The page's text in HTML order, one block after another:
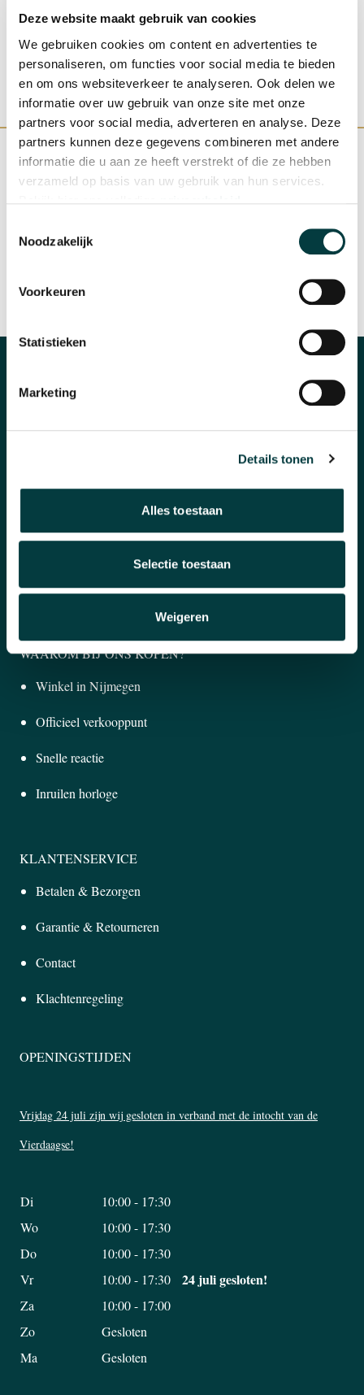
Deze website maakt gebruik van cookies
We gebruiken cookies om content en advertenties te
personaliseren, om functies voor social media te bieden
en om ons websiteverkeer te analyseren. Ook delen we
informatie over uw gebruik van onze site met onze
partners voor social media, adverteren en analyse. Deze
partners kunnen deze gegevens combineren met andere
informatie die u aan ze heeft verstrekt of die ze hebben
verzameld op basis van uw gebruik van hun services.
Noodzakelijk
Voorkeuren
Statistieken
Marketing
Details tonen
Alles toestaan
Selectie toestaan
Weigeren
Sieraden
Over ons
WAAROM BIJ ONS KOPEN?
Winkel in Nijmegen
Officieel verkooppunt
Snelle reactie
Inruilen horloge
KLANTENSERVICE
Betalen & Bezorgen
Garantie & Retourneren
Contact
Klachtenregeling
OPENINGSTIJDEN
Vrijdag 24 juli zijn wij gesloten in verband met de intocht van de
Vierdaagse!
Di
10:00 - 17:30
Wo
10:00 - 17:30
Do
10:00 - 17:30
Vr
10:00 - 17:30 24 juli gesloten!
Za
10:00 - 17:00
Zo
Gesloten
Ma
Gesloten